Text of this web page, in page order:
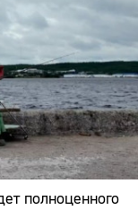
полноценного